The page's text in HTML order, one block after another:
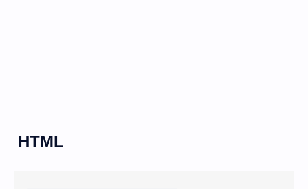
HTML